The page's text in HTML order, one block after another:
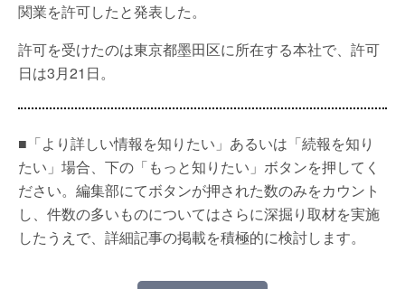
関業を許可したと発表した。
許可を受けたのは東京都墨田区に所在する本社で、許可
日は3月21日。
■「より詳しい情報を知りたい」あるいは「続報を知り
たい」場合、下の「もっと知りたい」ボタンを押してく
ださい。編集部にてボタンが押された数のみをカウント
し、件数の多いものについてはさらに深掘り取材を実施
したうえで、詳細記事の掲載を積極的に検討します。